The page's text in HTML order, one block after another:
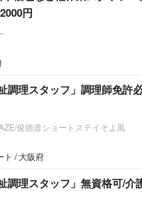
円
祉調理スタッフ」調理師免許
俊徳道ショートステイそよ風
ト / 大阪府
祉調理スタッフ」無資格可/